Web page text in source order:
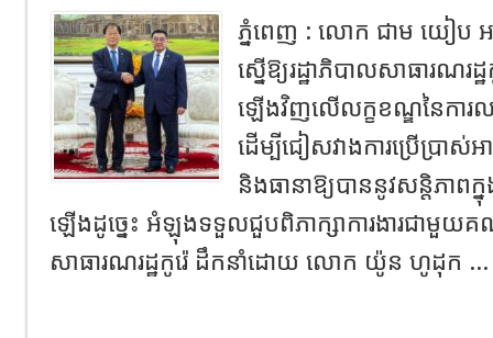
ភ្នំពេញ : លោក ជាម យៀប អ
ស្នើឱ្យរដ្ឋាភិបាលសាធារណរដ្
ឡើងវិញលើលក្ខខណ្ឌនៃការ
ដើម្បីជៀសវាងការប្រើប្រាស់
និងធានាឱ្យបាននូវសន្តិភា
ឡើងដូច្នេះ អំឡុងទទួលជួបពិភាក្សាការងារជាមួយគ
សាធារណរដ្ឋកូរ៉េ ដឹកនាំដោយ លោក យ៉ូន ហូដុក